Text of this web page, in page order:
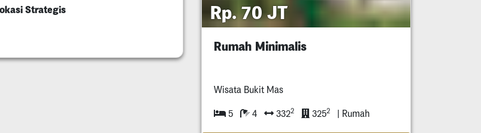
Strategis Rp. 70 JT
Rumah Minimalis
Wisata Bukit Mas
5 4 3322 3252 | Rumah